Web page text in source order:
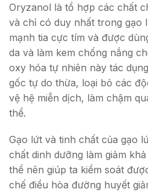
Oryzanol là tổ hợp các chất
và chỉ có duy nhất trong gạo
mạnh tia cực tím và được
da và làm kem chống nắng
oxy hóa tự nhiên này tác
gốc tự do thừa, loại bỏ các
vệ hệ miễn dịch, làm chậm
thể.
Gạo lứt và tinh chất của gạo
chất dinh dưỡng làm giảm
thể nên giúp ta kiểm soát
chế điều hòa đường huyết